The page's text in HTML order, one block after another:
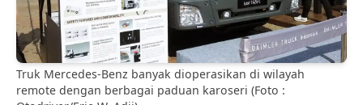
Truk Mercedes-Benz banyak dioperasikan di wilayah
remote dengan berbagai paduan karoseri (Foto :